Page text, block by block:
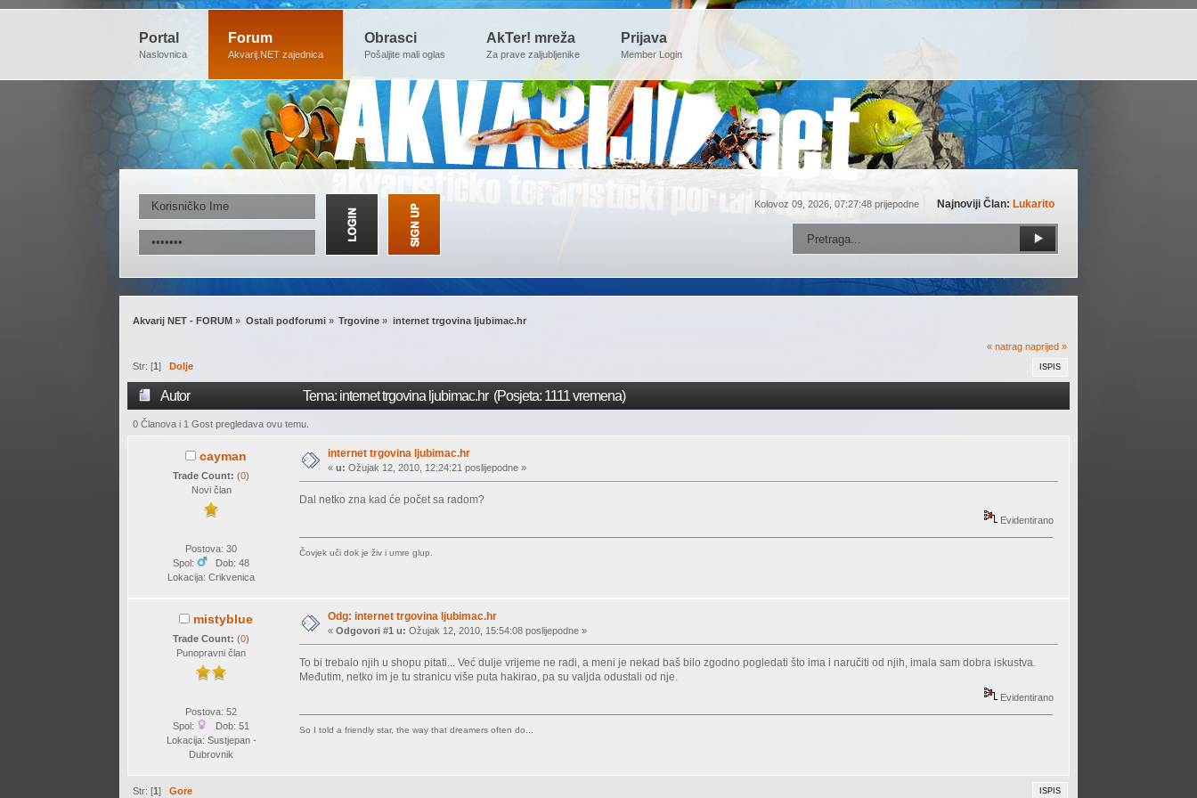
Portal
Naslovnica
Forum
Akvarij.NET zajednica
Obrasci
Pošaljite mali oglas
AkTer! mreža
Za prave zaljubljenike
Prijava
Member Login
Kolovoz 09, 2026, 07:27:48 prijepodne Najnoviji Član: Lukarito
Akvarij NET - FORUM » Ostali podforumi» Trgovine » internet trgovina ljubimac.hr
« natrag naprijed »
ISPIS
Str: [1] Dolje
Autor Tema: internet trgovina ljubimac.hr (Posjeta: 1111 vremena)
0 Članova i 1 Gost pregledava ovu temu.
cayman
Trade Count:(0)
Novi član
Postova: 30
Spol:
Dob: 48
Lokacija: Crikvenica
internet trgovina ljubimac.hr
«u: Ožujak 12, 2010, 12:24:21 poslijepodne »
Dal netko zna kad će počet sa radom?
Evidentirano
Čovjek uči dok je živ i umre glup.
mistyblue
Trade Count:(0)
Punopravni član
Postova: 52
Spol:
Dob: 51
Lokacija: Sustjepan -
Dubrovnik
Odg: internet trgovina ljubimac.hr
«Odgovori #1 u: Ožujak 12, 2010, 15:54:08 poslijepodne »
To bi trebalo njih u shopu pitati... Već dulje vrijeme ne radi, a meni je nekad baš bilo zgodno pogledati što ima i naručiti od njih, imala sam dobra iskustva.
Međutim, netko im je tu stranicu više puta hakirao, pa su valjda odustali od nje.
Evidentirano
So I told a friendly star, the way that dreamers often do...
ISPIS
Str: [1] Gore